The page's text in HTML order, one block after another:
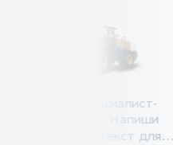
Ты SEO специалист-
копирайтер. Напиши
небольшой текст для